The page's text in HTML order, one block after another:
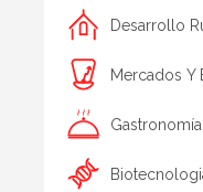
Desarrollo
Mercados Y